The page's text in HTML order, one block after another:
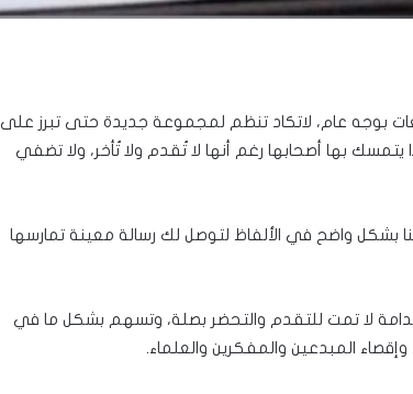
بوجه عام، لاتكاد تنظم لمجموعة جديدة حتى تبرز على
بها أصحابها رغم أنها لا تُقدم ولا تُأخر، ولا تضفي
بشكل واضح في الألفاظ لتوصل لك رسالة معينة تمارسها
لا تمت للتقدم والتحضر بصلة، وتسهم بشكل ما في
المبدعين والمفكرين والعلماء.